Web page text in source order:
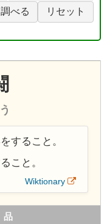
すること。
こと。
Wiktionary